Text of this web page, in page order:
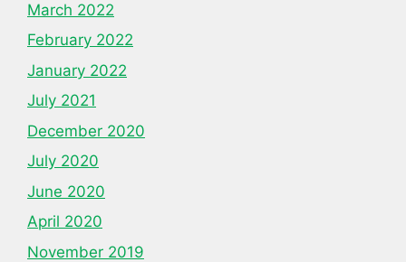
March 2022
February 2022
January 2022
July 2021
December 2020
July 2020
June 2020
April 2020
November 2019